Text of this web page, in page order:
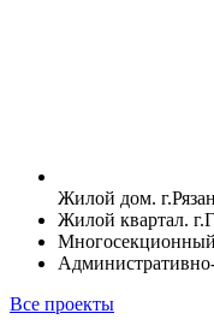
Жилой дом.
Жилой квартал.
Все проекты